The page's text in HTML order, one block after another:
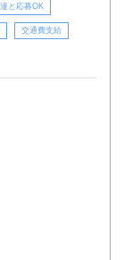
と応募OK
交通費支給